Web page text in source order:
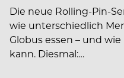
Die neue Rolling-Pin-
wie unterschiedlich
Globus essen – und
kann. Diesmal:…